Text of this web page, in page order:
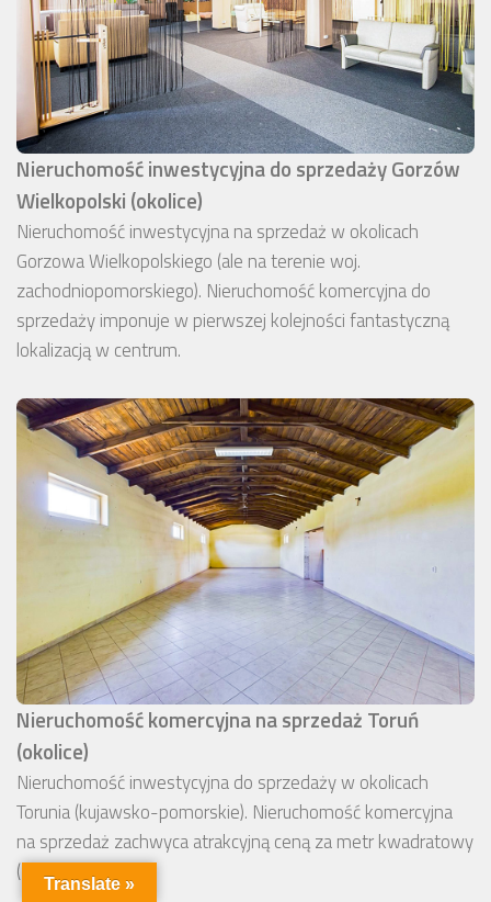
Nieruchomość inwestycyjna do sprzedaży Gorzów
Wielkopolski (okolice)
Nieruchomość inwestycyjna na sprzedaż w okolicach
Gorzowa Wielkopolskiego (ale na terenie woj.
zachodniopomorskiego). Nieruchomość komercyjna do
sprzedaży imponuje w pierwszej kolejności fantastyczną
lokalizacją w centrum.
Nieruchomość komercyjna na sprzedaż Toruń
(okolice)
Nieruchomość inwestycyjna do sprzedaży w okolicach
Torunia (kujawsko-pomorskie). Nieruchomość komercyjna
na sprzedaż zachwyca atrakcyjną ceną za metr kwadratowy
(2 600 zł/m2).
Translate »